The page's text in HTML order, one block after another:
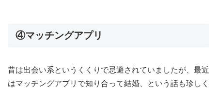
④マッチングアプリ
昔は出会い系というくくりで忌避されていましたが、最近
はマッチングアプリで知り合って結婚、という話も珍しく